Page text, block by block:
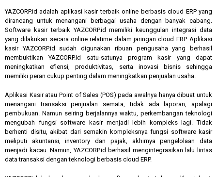
YAZCORP.id adalah aplikasi kasir terbaik online berbasis cloud ERP yang
dirancang untuk menangani berbagai usaha dengan banyak cabang.
Software kasir terbaik YAZCORP.id memiliki keunggulan integrasi data
yang dilakukan secara online relatime dalam jaringan cloud ERP. Aplikasi
kasir YAZCORP.id sudah digunakan ribuan pengusaha yang berhasil
membuktikan YAZCORP.id satu-satunya program kasir yang dapat
meningkatkan efiensi, produktivitas, serta inovasi bisnis sehingga
memiliki peran cukup penting dalam meningkatkan penjualan usaha.
Aplikasi Kasir atau Point of Sales (POS) pada awalnya hanya dibuat untuk
menangani transaksi penjualan semata, tidak ada laporan, apalagi
pembukuan. Namun seiring berjalannya waktu, perkembangan teknologi
mengubah fungsi software kasir menjadi lebih kompleks lagi. Tidak
berhenti disitu, akibat dari semakin kompleksnya fungsi software kasir
meliputi akuntansi, inventory dan pajak, akhirnya pengelolaan data
menjadi kacau. Namun, YAZCORP.id berhasil mengintegrasikan lalu lintas
data transaksi dengan teknologi berbasis cloud ERP.